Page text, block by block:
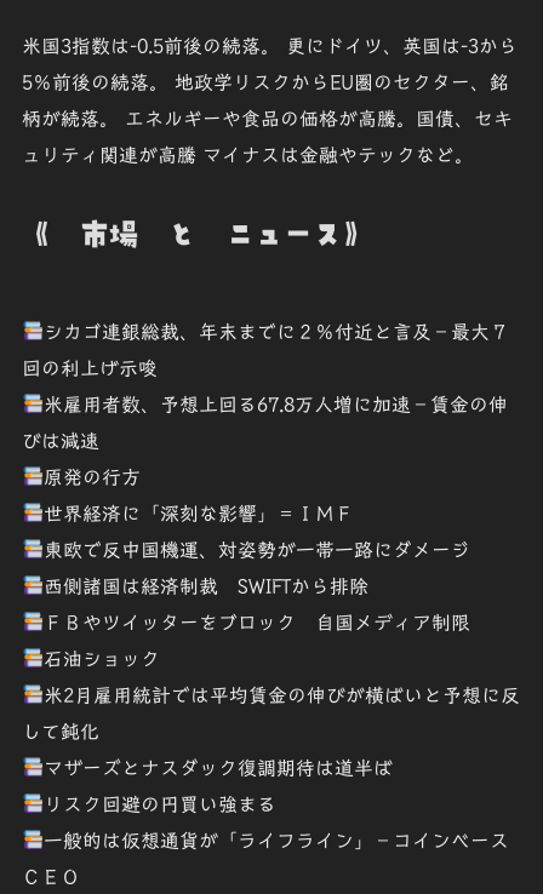
米国3指数は-0.5前後の続落。 更にドイツ、英国は-3から
5％前後の続落。 地政学リスクからEU圏のセクター、銘
柄が続落。 エネルギーや食品の価格が高騰。国債、セキ
ュリティ関連が高騰 マイナスは金融やテックなど。
《 市場 と ニュース》
シカゴ連銀総裁、年末までに２％付近と言及－最大７
回の利上げ示唆
米雇用者数、予想上回る67.8万人増に加速－賃金の伸
びは減速
原発の行方
世界経済に「深刻な影響」＝ＩＭＦ
東欧で反中国機運、対姿勢が一帯一路にダメージ
西側諸国は経済制裁 SWIFTから排除
ＦＢやツイッターをブロック 自国メディア制限
石油ショック
米2月雇用統計では平均賃金の伸びが横ばいと予想に反
して鈍化
マザーズとナスダック復調期待は道半ば
リスク回避の円買い強まる
一般的は仮想通貨が「ライフライン」－コインベース
ＣＥＯ